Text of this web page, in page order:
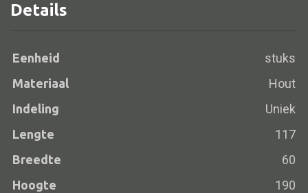
Lampenkappen
Alle deco
Vaas
Kandelaar
Object
Pilaar
zwart/beige
aantal
Details
Eenheid stuks
Materiaal Hout
Indeling Uniek
Lengte 117
Breedte 60
Hoogte 190